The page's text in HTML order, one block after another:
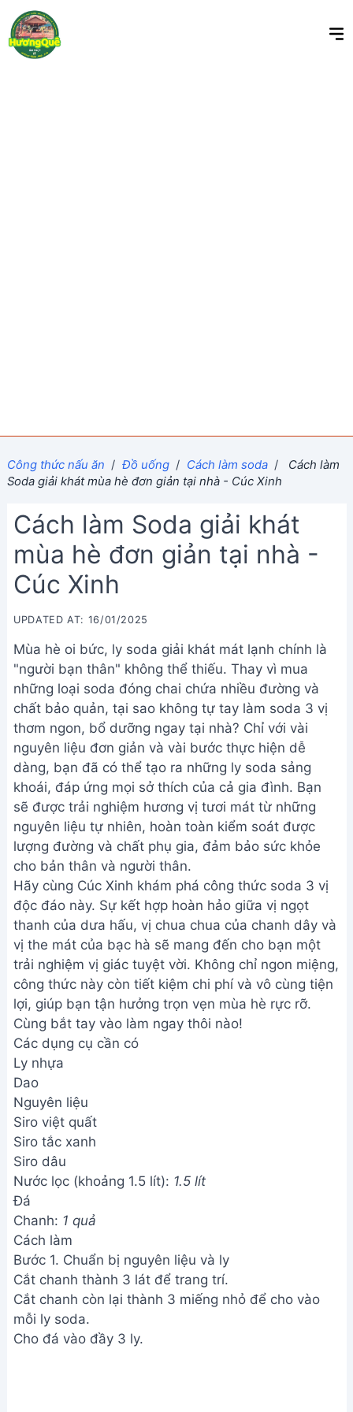
Công thức nấu ăn / Đồ uống / Cách làm soda /
Cách làm
Soda giải khát mùa hè đơn giản tại nhà - Cúc Xinh
Cách làm Soda giải khát
mùa hè đơn giản tại nhà -
Cúc Xinh
UPDATED AT: 16/01/2025
Mùa hè oi bức, ly soda giải khát mát lạnh chính là
"người bạn thân" không thể thiếu. Thay vì mua
những loại soda đóng chai chứa nhiều đường và
chất bảo quản, tại sao không tự tay làm soda 3 vị
thơm ngon, bổ dưỡng ngay tại nhà? Chỉ với vài
nguyên liệu đơn giản và vài bước thực hiện dễ
dàng, bạn đã có thể tạo ra những ly soda sảng
khoái, đáp ứng mọi sở thích của cả gia đình. Bạn
sẽ được trải nghiệm hương vị tươi mát từ những
nguyên liệu tự nhiên, hoàn toàn kiểm soát được
lượng đường và chất phụ gia, đảm bảo sức khỏe
cho bản thân và người thân.
Hãy cùng Cúc Xinh khám phá công thức soda 3 vị
độc đáo này. Sự kết hợp hoàn hảo giữa vị ngọt
thanh của dưa hấu, vị chua chua của chanh dây và
vị the mát của bạc hà sẽ mang đến cho bạn một
trải nghiệm vị giác tuyệt vời. Không chỉ ngon miệng,
công thức này còn tiết kiệm chi phí và vô cùng tiện
lợi, giúp bạn tận hưởng trọn vẹn mùa hè rực rỡ.
Cùng bắt tay vào làm ngay thôi nào!
Các dụng cụ cần có
Ly nhựa
Dao
Nguyên liệu
Siro việt quất
Siro tắc xanh
Siro dâu
Nước lọc (khoảng 1.5 lít): 1.5 lít
Đá
Chanh: 1 quả
Cách làm
Bước 1. Chuẩn bị nguyên liệu và ly
Cắt chanh thành 3 lát để trang trí.
Cắt chanh còn lại thành 3 miếng nhỏ để cho vào
mỗi ly soda.
Cho đá vào đầy 3 ly.